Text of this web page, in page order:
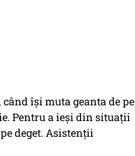
îşi muta geanta de pe
Pentru a ieşi din situaţii
deget. Asistenţii